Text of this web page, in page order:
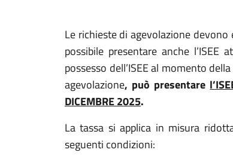
Le richieste di agevolazione devono
possibile presentare anche
possesso dell’ISEE al momento
agevolazione, può presentare
DICEMBRE 2025.
La tassa si applica in misura
seguenti condizioni: